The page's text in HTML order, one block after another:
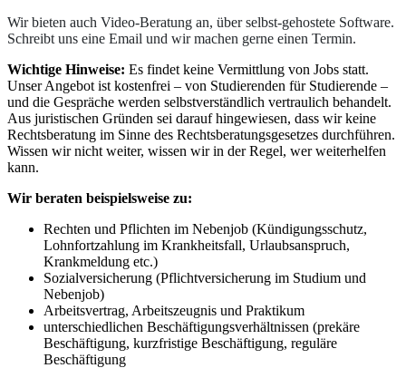
Wir bieten auch Video-Beratung an, über selbst-gehostete Software.
Schreibt uns eine Email und wir machen gerne einen Termin.
Wichtige Hinweise: Es findet keine Vermittlung von Jobs statt.
Unser Angebot ist kostenfrei – von Studierenden für Studierende –
und die Gespräche werden selbstverständlich vertraulich behandelt.
Aus juristischen Gründen sei darauf hingewiesen, dass wir keine
Rechtsberatung im Sinne des Rechtsberatungsgesetzes durchführen.
Wissen wir nicht weiter, wissen wir in der Regel, wer weiterhelfen
kann.
Wir beraten beispielsweise zu:
Rechten und Pflichten im Nebenjob (Kündigungsschutz,
Lohnfortzahlung im Krankheitsfall, Urlaubsanspruch,
Krankmeldung etc.)
Sozialversicherung (Pflichtversicherung im Studium und
Nebenjob)
Arbeitsvertrag, Arbeitszeugnis und Praktikum
unterschiedlichen Beschäftigungsverhältnissen (prekäre
Beschäftigung, kurzfristige Beschäftigung, reguläre
Beschäftigung